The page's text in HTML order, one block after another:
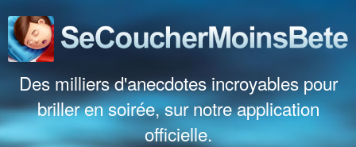
Des milliers d'anecdotes incroyables pour
briller en soirée, sur notre application
officielle.